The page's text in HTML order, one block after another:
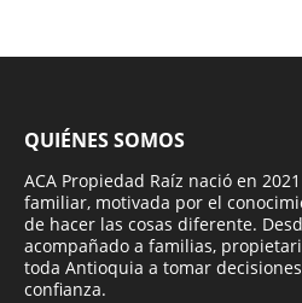
QUIÉNES SOMOS
ACA Propiedad Raíz nació en
familiar, motivada por el
de hacer las cosas diferente.
acompañado a familias,
toda Antioquia a tomar
confianza.